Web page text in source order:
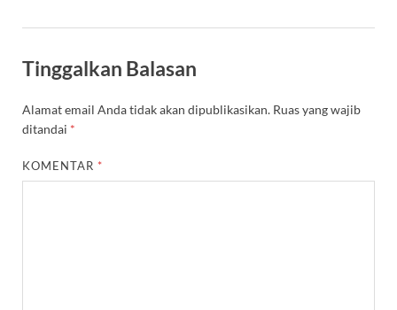
Tinggalkan Balasan
Alamat email Anda tidak akan dipublikasikan. Ruas yang wajib
ditandai *
KOMENTAR *